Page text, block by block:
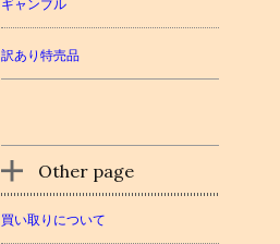
ギャンブル
訳あり特売品
Other page
買い取りについて